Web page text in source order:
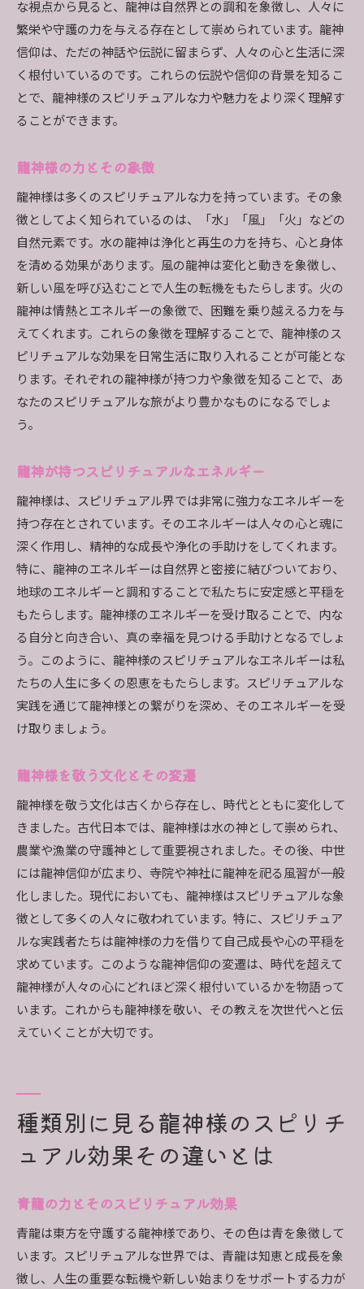
龍神様の選び方によるスピリチュアル効果の違
い
龍神様との関係を深める選び方
龍神様を選ぶ際の注意点
龍神様がもたらす人生の変化
龍神様の力で新たな可能性を開く
龍神様の導きで得られるスピリチュアルな気づ
き
龍神様のサポートで目指す人生の目標
龍神様の力を借りた人生の転機
龍神様のエネルギーで内なる力を引き出す
龍神様のスピリチュアル効果内面の成長を促す方法
龍神様の教えで自己理解を深める
龍神様が導く内面的な成長のプロセス
龍神様との対話で得られる内なる平和
龍神様の導きで心の成熟を目指す
な視点から見ると、龍神は自然界との調和を象徴し、人々に
繁栄や守護の力を与える存在として崇められています。龍神
信仰は、ただの神話や伝説に留まらず、人々の心と生活に深
く根付いているのです。これらの伝説や信仰の背景を知るこ
とで、龍神様のスピリチュアルな力や魅力をより深く理解す
ることができます。
龍神様の力とその象徴
龍神様は多くのスピリチュアルな力を持っています。その象
徴としてよく知られているのは、「水」「風」「火」などの
自然元素です。水の龍神は浄化と再生の力を持ち、心と身体
を清める効果があります。風の龍神は変化と動きを象徴し、
新しい風を呼び込むことで人生の転機をもたらします。火の
龍神は情熱とエネルギーの象徴で、困難を乗り越える力を与
えてくれます。これらの象徴を理解することで、龍神様のス
ピリチュアルな効果を日常生活に取り入れることが可能とな
ります。それぞれの龍神様が持つ力や象徴を知ることで、あ
なたのスピリチュアルな旅がより豊かなものになるでしょ
う。
龍神が持つスピリチュアルなエネルギー
龍神様は、スピリチュアル界では非常に強力なエネルギーを
持つ存在とされています。そのエネルギーは人々の心と魂に
深く作用し、精神的な成長や浄化の手助けをしてくれます。
特に、龍神のエネルギーは自然界と密接に結びついており、
地球のエネルギーと調和することで私たちに安定感と平穏を
もたらします。龍神様のエネルギーを受け取ることで、内な
る自分と向き合い、真の幸福を見つける手助けとなるでしょ
う。このように、龍神様のスピリチュアルなエネルギーは私
たちの人生に多くの恩恵をもたらします。スピリチュアルな
実践を通じて龍神様との繋がりを深め、そのエネルギーを受
け取りましょう。
龍神様を敬う文化とその変遷
龍神様を敬う文化は古くから存在し、時代とともに変化して
きました。古代日本では、龍神様は水の神として崇められ、
農業や漁業の守護神として重要視されました。その後、中世
には龍神信仰が広まり、寺院や神社に龍神を祀る風習が一般
化しました。現代においても、龍神様はスピリチュアルな象
徴として多くの人々に敬われています。特に、スピリチュア
ルな実践者たちは龍神様の力を借りて自己成長や心の平穏を
求めています。このような龍神信仰の変遷は、時代を超えて
龍神様が人々の心にどれほど深く根付いているかを物語って
います。これからも龍神様を敬い、その教えを次世代へと伝
えていくことが大切です。
種類別に見る龍神様のスピリチ
ュアル効果その違いとは
青龍の力とそのスピリチュアル効果
青龍は東方を守護する龍神様であり、その色は青を象徴して
います。スピリチュアルな世界では、青龍は知恵と成長を象
徴し、人生の重要な転機や新しい始まりをサポートする力が